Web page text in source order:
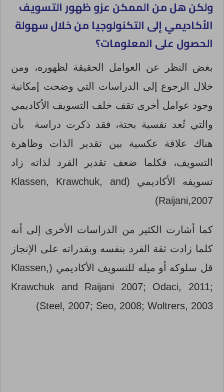
ولكن هل من الممكن عزو ظهور التسويف
الأكاديمي إلى التكنولوجيا من خلال سهولة
الحصول على المعلومات؟
بغض النظر عن العوامل الحقيقة لظهوره، ومن
خلال الرجوع إلى الدراسات التي وضحت إمكانية
وجود عوامل أخرى تقف خلف التسويف الأكاديمي
والتي تُعد نفسية بحتة، فقد ذكرت دراسة بأن
هناك علاقة عكسية بين تقدير الذات وظاهرة
التسويف، فكلما ضعف تقدير الفرد لذاته زاد
تسويفه الأكاديمي (Klassen, Krawchuk, and
Raijani,2007)
كما أشارت الكثير من الدراسات الأخرى إلى أنه
كلما زادت ثقة الفرد بنفسه وبقدراته على الإنجاز
قل سلوكه أو ميله للتسويف الأكاديمي (Klassen,
Krawchuk and Raijani 2007; Odaci, 2011;
Steel, 2007; Seo, 2008; Woltrers, 2003)